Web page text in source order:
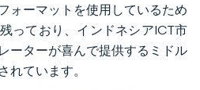
ォーマットを使用しているため
っており、インドネシアICT市
ーターが喜んで提供するミドル
れています。